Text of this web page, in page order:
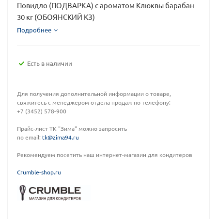
Повидло (ПОДВАРКА) с ароматом Клюквы барабан
30 кг (ОБОЯНСКИЙ КЗ)
Подробнее
Есть в наличии
Для получения дополнительной информации о товаре,
свяжитесь с менеджером отдела продаж по телефону:
+7 (3452) 578-900
Прайс-лист ТК "Зима" можно запросить
по email: tk@zima94.ru
Рекомендуем посетить наш интернет-магазин для кондитеров
Crumble-shop.ru